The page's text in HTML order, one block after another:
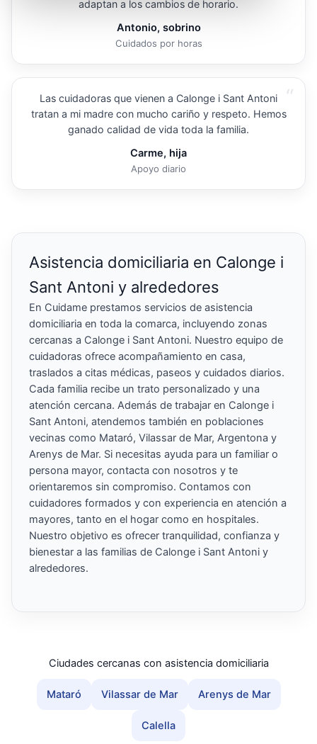
adaptan a los cambios de horario.
Antonio, sobrino
Cuidados por horas
“
Las cuidadoras que vienen a Calonge i Sant Antoni
tratan a mi madre con mucho cariño y respeto. Hemos
ganado calidad de vida toda la familia.
Carme, hija
Apoyo diario
Asistencia domiciliaria en Calonge i
Sant Antoni y alrededores
En Cuidame prestamos servicios de asistencia
domiciliaria en toda la comarca, incluyendo zonas
cercanas a Calonge i Sant Antoni. Nuestro equipo de
cuidadoras ofrece acompañamiento en casa,
traslados a citas médicas, paseos y cuidados diarios.
Cada familia recibe un trato personalizado y una
atención cercana. Además de trabajar en Calonge i
Sant Antoni, atendemos también en poblaciones
vecinas como Mataró, Vilassar de Mar, Argentona y
Arenys de Mar. Si necesitas ayuda para un familiar o
persona mayor, contacta con nosotros y te
orientaremos sin compromiso. Contamos con
cuidadores formados y con experiencia en atención a
mayores, tanto en el hogar como en hospitales.
Nuestro objetivo es ofrecer tranquilidad, confianza y
bienestar a las familias de Calonge i Sant Antoni y
alrededores.
Ciudades cercanas con asistencia domiciliaria
Mataró Vilassar de Mar Arenys de Mar
Calella